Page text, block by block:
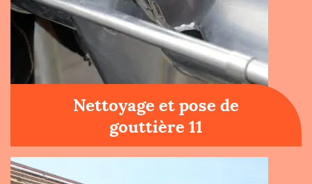
Nettoyage et pose de
gouttière 11